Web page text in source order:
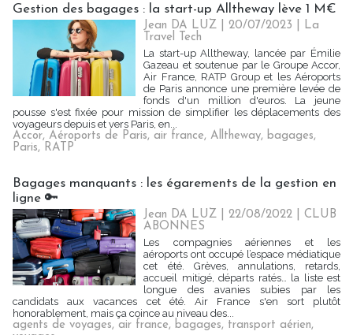
Gestion des bagages : la start-up Alltheway lève 1 M€
Jean DA LUZ | 20/07/2023
La
Travel Tech
La start-up Alltheway, lancée par Émilie
Gazeau et soutenue par le Groupe Accor,
Air France, RATP Group et les Aéroports
de Paris annonce une première levée de
fonds d'un million d'euros. La jeune
pousse s'est fixée pour mission de simplifier les déplacements des
voyageurs depuis et vers Paris, en...
Accor, Aéroports de Paris, air france, Alltheway, bagages,
Paris, RATP
Bagages manquants : les égarements de la gestion en
ligne 🔑
Jean DA LUZ | 22/08/2022 |CLUB
ABONNES
Les compagnies aériennes et les
aéroports ont occupé l’espace médiatique
cet été. Grèves, annulations, retards,
accueil mitigé, départs ratés… la liste est
longue des avanies subies par les
candidats aux vacances cet été. Air France s'en sort plutôt
honorablement, mais ça coince au niveau des...
agents de voyages, air france, bagages, transport aérien,